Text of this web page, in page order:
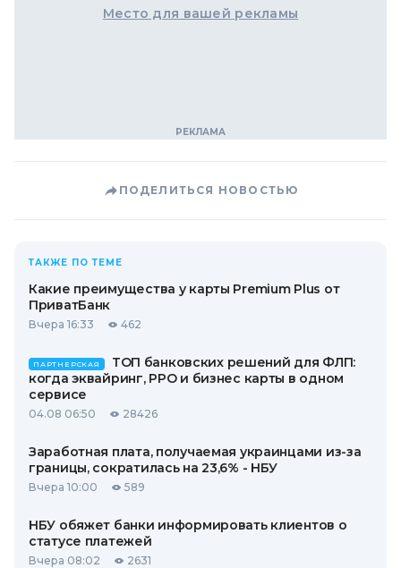
Место для вашей рекламы
ПОДЕЛИТЬСЯ НОВОСТЬЮ
ТАКЖЕ ПО ТЕМЕ
Какие преимущества у карты Premium Plus от
ПриватБанк
Вчера 16:33 462
ПАРТНЕРСКАЯ
ТОП банковских решений для ФЛП:
когда эквайринг, РРО и бизнес карты в одном
сервисе
04.08 06:50 28426
Заработная плата, получаемая украинцами из-за
границы, сократилась на 23,6% - НБУ
Вчера 10:00 589
НБУ обяжет банки информировать клиентов о
статусе платежей
Вчера 08:02 2631